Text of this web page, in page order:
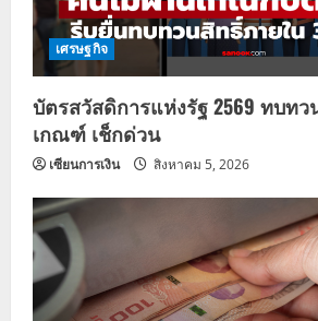
เศรษฐกิจ
บัตรสวัสดิการแห่งรัฐ 2569 ทบท
เกณฑ์ เช็กด่วน
เซียนการเงิน สิงหาคม 5, 2026